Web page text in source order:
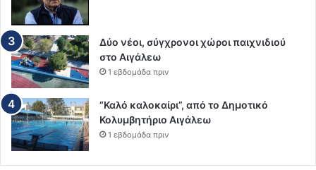
Δύο νέοι, σύγχρονοι χώροι παιχνιδιού
στο Αιγάλεω
1 εβδομάδα πριν
“Καλό καλοκαίρι”, από το Δημοτικό
Κολυμβητήριο Αιγάλεω
1 εβδομάδα πριν